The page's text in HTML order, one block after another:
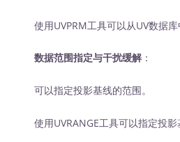
使用UVPRM工具可以从UV数据库
数据范围指定与干扰缓解：
可以指定投影基线的范围。
使用UVRANGE工具可以指定投影